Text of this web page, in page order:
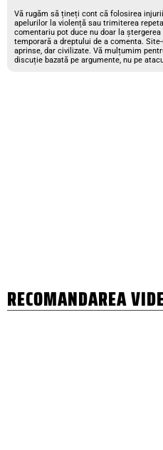
Vă rugăm să țineți cont că folosirea
apelurilor la violență sau trimiterea
comentariu pot duce nu doar la
temporară a dreptului de a comenta.
aprinse, dar civilizate. Vă mulțumim
discuție bazată pe argumente, nu pe
RECOMANDAREA